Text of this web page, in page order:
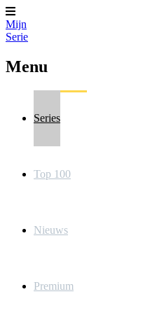
Mijn
Serie
Menu
Series
Top 100
Nieuws
Premium